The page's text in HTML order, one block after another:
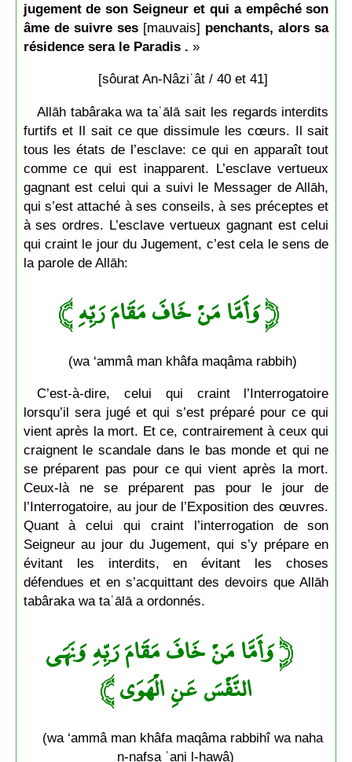
jugement de son Seigneur et qui a empêché son
âme de suivre ses [mauvais] penchants, alors sa
résidence sera le Paradis . »
[sôurat An-Nâziʿât / 40 et 41]
Allāh tabâraka wa taʿālā sait les regards interdits
furtifs et Il sait ce que dissimule les cœurs. Il sait
tous les états de l’esclave: ce qui en apparaît tout
comme ce qui est inapparent. L’esclave vertueux
gagnant est celui qui a suivi le Messager de Allāh,
qui s’est attaché à ses conseils, à ses préceptes et
à ses ordres. L’esclave vertueux gagnant est celui
qui craint le jour du Jugement, c’est cela le sens de
la parole de Allāh:
﴿وَأَمَّا مَنْ خَافَ مَقَامَ رَبِّهِ ﴾
(wa ‘ammâ man khâfa maqâma rabbih)
C’est-à-dire, celui qui craint l’Interrogatoire
lorsqu’il sera jugé et qui s’est préparé pour ce qui
vient après la mort. Et ce, contrairement à ceux qui
craignent le scandale dans le bas monde et qui ne
se préparent pas pour ce qui vient après la mort.
Ceux-là ne se préparent pas pour le jour de
l’Interrogatoire, au jour de l’Exposition des œuvres.
Quant à celui qui craint l’interrogation de son
Seigneur au jour du Jugement, qui s’y prépare en
évitant les interdits, en évitant les choses
défendues et en s’acquittant des devoirs que Allāh
tabâraka wa taʿālā a ordonnés.
﴿وَأَمَّا مَنْ خَافَ مَقَامَ رَبِّهِ وَنَهَى
النَّفْسَ عَنِ الْهَوَى﴾
(wa ‘ammâ man khâfa maqâma rabbihî wa naha
n-nafsa ʿani l-hawâ)